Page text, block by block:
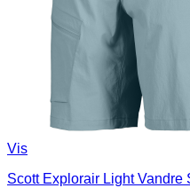
Vis
Scott Explorair Light Vandre